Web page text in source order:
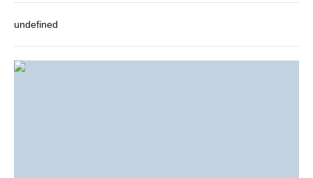
undefined